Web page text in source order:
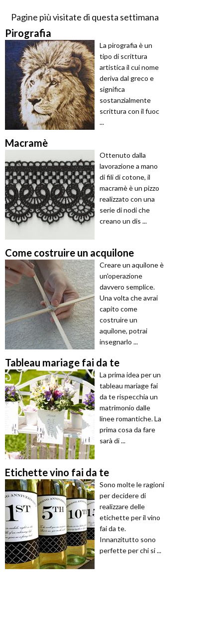
Pagine più visitate di questa settimana
Pirografia
La pirografia è un
tipo di scrittura
artistica il cui nome
deriva dal greco e
significa
sostanzialmente
scrittura con il fuoc
...
Macramè
Ottenuto dalla
lavorazione a mano
di fili di cotone, il
macramè è un pizzo
realizzato con una
serie di nodi che
creano un dis ...
Come costruire un acquilone
Creare un aquilone è
un'operazione
davvero semplice.
Una volta che avrai
capito come
costruire un
aquilone, potrai
insegnarlo ...
Tableau mariage fai da te
La prima idea per un
tableau mariage fai
da te rispecchia un
matrimonio dalle
linee romantiche. La
prima cosa da fare
sarà di ...
Etichette vino fai da te
Sono molte le ragioni
per decidere di
realizzare delle
etichette per il vino
fai da te.
Innanzitutto sono
perfette per chi si ...